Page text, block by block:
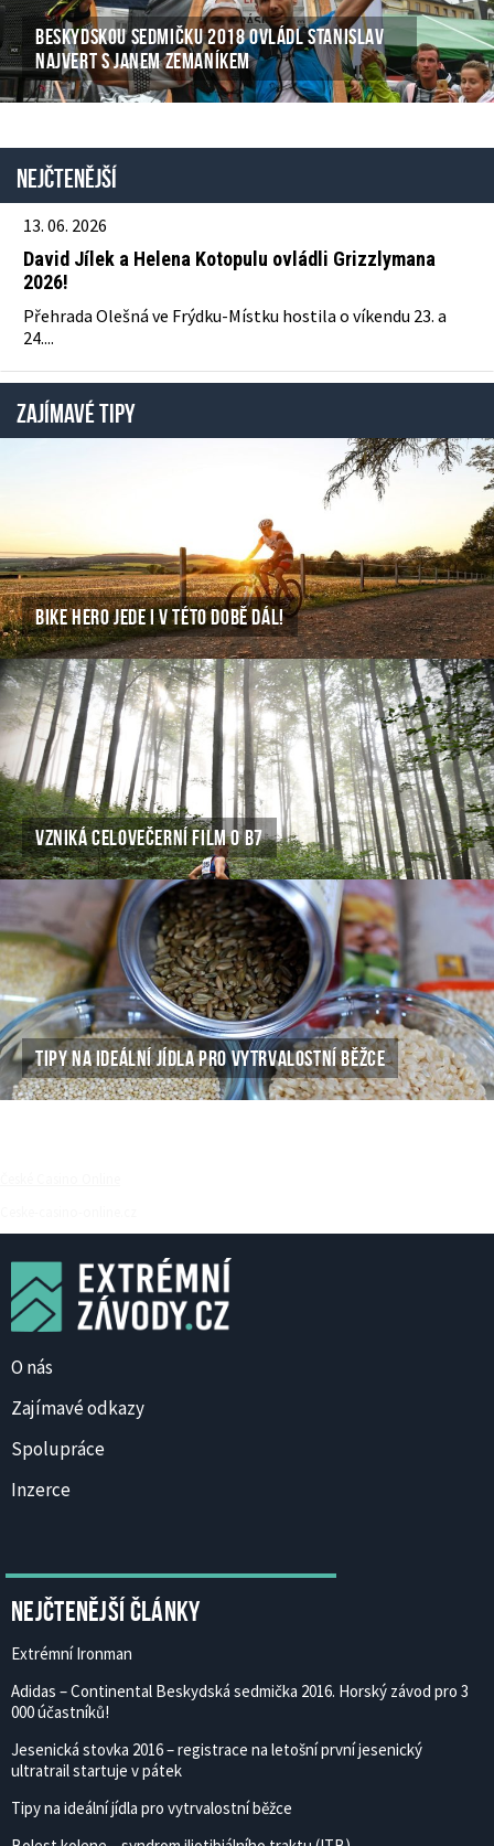
BESKYDSKOU SEDMIČKU 2018 OVLÁDL STANISLAV
NAJVERT S JANEM ZEMANÍKEM
Nejčtenější
13. 06. 2026
David Jílek a Helena Kotopulu ovládli Grizzlymana
2026!
Přehrada Olešná ve Frýdku-Místku hostila o víkendu 23. a
24....
ZAJÍMAVÉ TIPY
BIKE HERO JEDE I V TÉTO DOBĚ DÁL!
VZNIKÁ CELOVEČERNÍ FILM O B7
TIPY NA IDEÁLNÍ JÍDLA PRO VYTRVALOSTNÍ BĚŽCE
O nás
Zajímavé odkazy
Spolupráce
Inzerce
Nejčtenější články
Extrémní Ironman
Adidas – Continental Beskydská sedmička 2016. Horský závod pro 3
000 účastníků!
Jesenická stovka 2016 – registrace na letošní první jesenický
ultratrail startuje v pátek
Tipy na ideální jídla pro vytrvalostní běžce